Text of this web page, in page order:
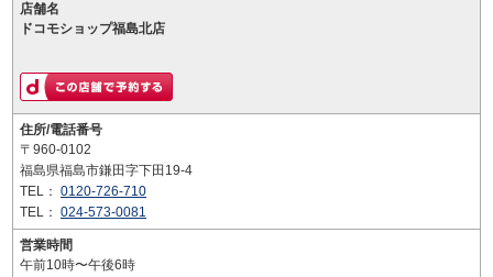
店舗名
ドコモショップ福島北店
住所/電話番号
〒960-0102
福島県福島市鎌田字下田19-4
TEL： 0120-726-710
TEL： 024-573-0081
営業時間
午前10時〜午後6時